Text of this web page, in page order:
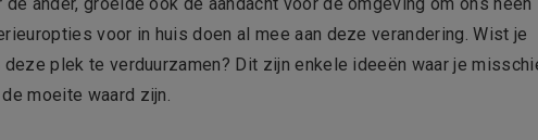
voor in huis doen al mee aan deze verandering. Wist je
plek te verduurzamen? Dit zijn enkele ideeën waar je
moeite waard zijn.